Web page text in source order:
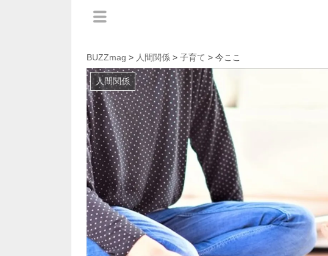
BUZZmag > 人間関係 > 子育て > 今ここ
人間関係